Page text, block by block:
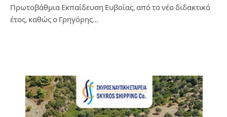
Πρωτοβάθμια Εκπαίδευση Ευβοίας, από το νέο διδακτικό
έτος, καθώς ο Γρηγόρης…